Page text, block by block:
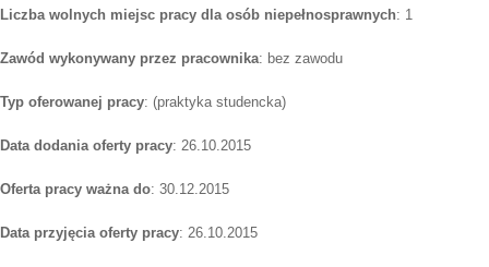
Liczba wolnych miejsc pracy dla osób niepełnosprawnych: 1
Zawód wykonywany przez pracownika: bez zawodu
Typ oferowanej pracy: (praktyka studencka)
Data dodania oferty pracy: 26.10.2015
Oferta pracy ważna do: 30.12.2015
Data przyjęcia oferty pracy: 26.10.2015